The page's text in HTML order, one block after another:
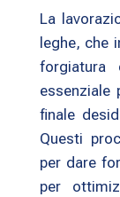
La
leghe, che
forgiatura
essenziale
finale
Questi
per dare
per